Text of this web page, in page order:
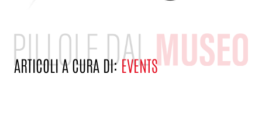
ARTICOLI A CURA DI:EVENTS